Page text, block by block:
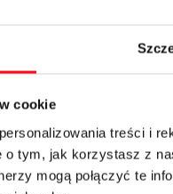
cookie
treści i
tym, jak korzystasz z
mogą połączyć te
4,76 PLN
4,79 PLN
4,87 PLN
4,93 PLN
4,87 PLN